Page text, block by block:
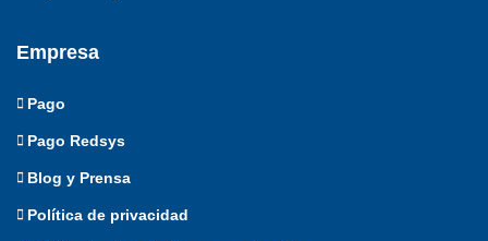
Empresa
Pago
Pago Redsys
Blog y Prensa
Política de privacidad